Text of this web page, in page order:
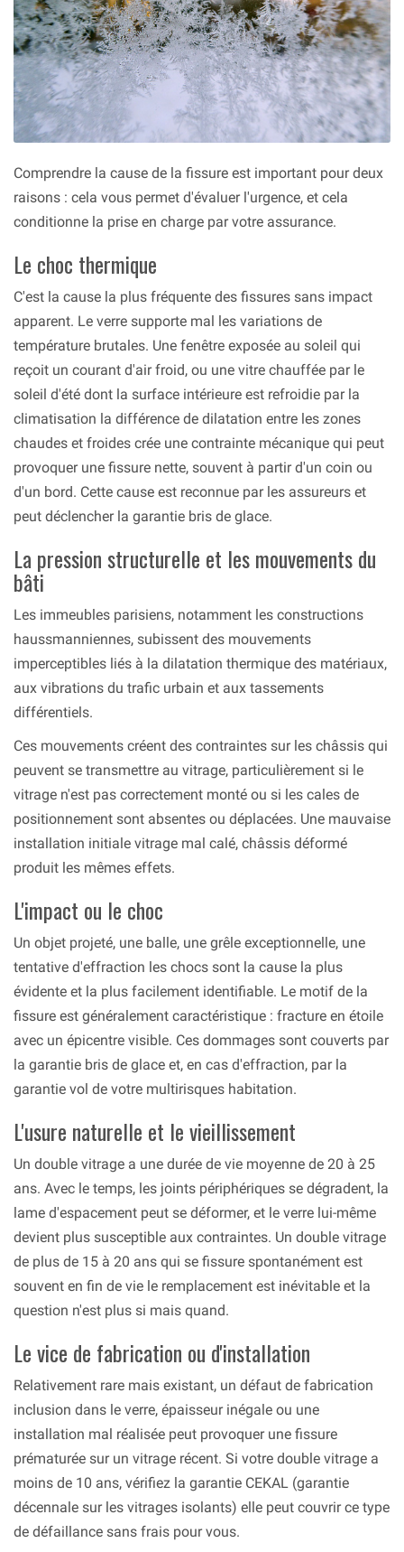
Comprendre la cause de la fissure est important pour deux
raisons : cela vous permet d'évaluer l'urgence, et cela
conditionne la prise en charge par votre assurance.
Le choc thermique
C'est la cause la plus fréquente des fissures sans impact
apparent. Le verre supporte mal les variations de
température brutales. Une fenêtre exposée au soleil qui
reçoit un courant d'air froid, ou une vitre chauffée par le
soleil d'été dont la surface intérieure est refroidie par la
climatisation la différence de dilatation entre les zones
chaudes et froides crée une contrainte mécanique qui peut
provoquer une fissure nette, souvent à partir d'un coin ou
d'un bord. Cette cause est reconnue par les assureurs et
peut déclencher la garantie bris de glace.
La pression structurelle et les mouvements du
bâti
Les immeubles parisiens, notamment les constructions
haussmanniennes, subissent des mouvements
imperceptibles liés à la dilatation thermique des matériaux,
aux vibrations du trafic urbain et aux tassements
différentiels.
Ces mouvements créent des contraintes sur les châssis qui
peuvent se transmettre au vitrage, particulièrement si le
vitrage n'est pas correctement monté ou si les cales de
positionnement sont absentes ou déplacées. Une mauvaise
installation initiale vitrage mal calé, châssis déformé
produit les mêmes effets.
L'impact ou le choc
Un objet projeté, une balle, une grêle exceptionnelle, une
tentative d'effraction les chocs sont la cause la plus
évidente et la plus facilement identifiable. Le motif de la
fissure est généralement caractéristique : fracture en étoile
avec un épicentre visible. Ces dommages sont couverts par
la garantie bris de glace et, en cas d'effraction, par la
garantie vol de votre multirisques habitation.
L'usure naturelle et le vieillissement
Un double vitrage a une durée de vie moyenne de 20 à 25
ans. Avec le temps, les joints périphériques se dégradent, la
lame d'espacement peut se déformer, et le verre lui-même
devient plus susceptible aux contraintes. Un double vitrage
de plus de 15 à 20 ans qui se fissure spontanément est
souvent en fin de vie le remplacement est inévitable et la
question n'est plus si mais quand.
Le vice de fabrication ou d'installation
Relativement rare mais existant, un défaut de fabrication
inclusion dans le verre, épaisseur inégale ou une
installation mal réalisée peut provoquer une fissure
prématurée sur un vitrage récent. Si votre double vitrage a
moins de 10 ans, vérifiez la garantie CEKAL (garantie
décennale sur les vitrages isolants) elle peut couvrir ce type
de défaillance sans frais pour vous.